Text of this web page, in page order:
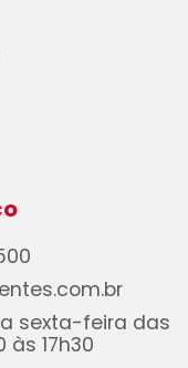
sexta-feira das
às 17h30